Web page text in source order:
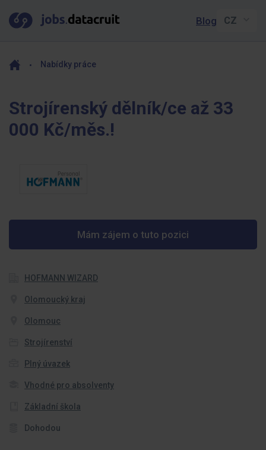
Blog
Nabídky práce
Strojírenský dělník/ce až 33
000 Kč/měs.!
Mám zájem o tuto pozici
HOFMANN WIZARD
Olomoucký kraj
Olomouc
Strojírenství
Plný úvazek
Vhodné pro absolventy
Základní škola
Dohodou